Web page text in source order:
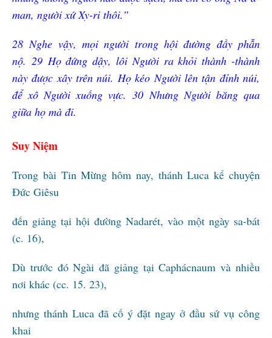
man, người xứ Xy-ri thôi.”
28 Nghe vậy, mọi người trong hội đường đầy phẫn
nộ. 29Họ đứng dậy, lôi Người ra khỏi thành -thành
này được xây trên núi. Họ kéo Người lên tận đỉnh núi,
để xô Người xuống vực. 30 Nhưng Người băng qua
giữa họ mà đi.
Suy Niệm
Trong bài Tin Mừng hôm nay, thánh Luca kể chuyện
Đức Giêsu
đến giảng tại hội đường Nadarét, vào một ngày sa-bát
(c. 16),
Dù trước đó Ngài đã giảng tại Caphácnaum và nhiều
nơi khác (cc. 15. 23),
nhưng thánh Luca đã cố ý đặt ngay ở đầu sứ vụ công
khai